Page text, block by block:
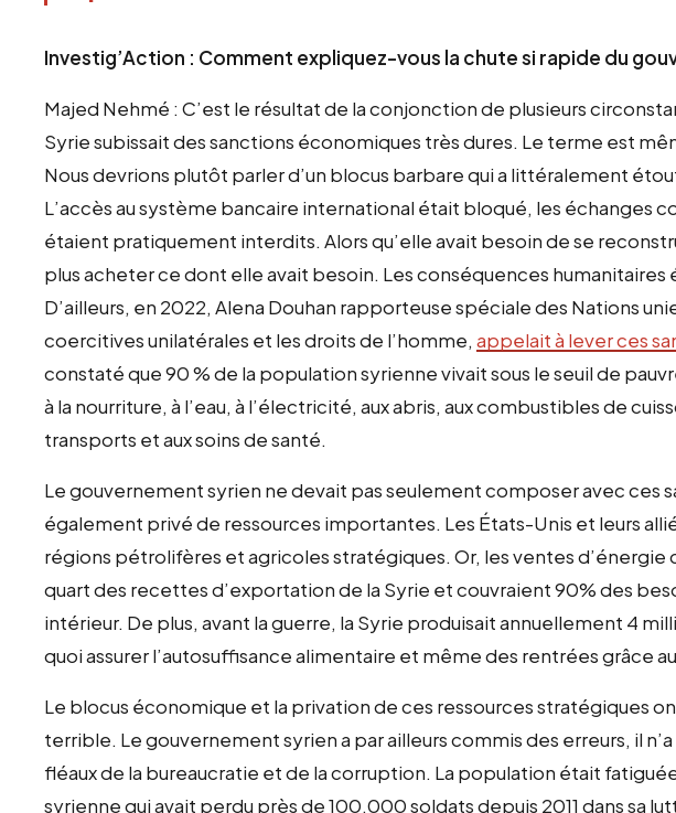
Investig’Action : Comment expliquez-vous la chute si rapide du
Majed Nehmé : C’est le résultat de la conjonction de plusieurs
Syrie subissait des sanctions économiques très dures. Le terme est
Nous devrions plutôt parler d’un blocus barbare qui a littéralement
L’accès au système bancaire international était bloqué, les échanges
étaient pratiquement interdits. Alors qu’elle avait besoin de se
plus acheter ce dont elle avait besoin. Les conséquences humanitaires
D’ailleurs, en 2022, Alena Douhan rapporteuse spéciale des Nations
coercitives unilatérales et les droits de l’homme,appelait à lever ces
constaté que 90 % de la population syrienne vivait sous le seuil de
à la nourriture, à l’eau, à l’électricité, aux abris, aux combustibles de
transports et aux soins de santé.
Le gouvernement syrien ne devait pas seulement composer avec ces
également privé de ressources importantes. Les États-Unis et leurs
régions pétrolifères et agricoles stratégiques. Or, les ventes d’énergie
quart des recettes d’exportation de la Syrie et couvraient 90% des
intérieur. De plus, avant la guerre, la Syrie produisait annuellement 4
quoi assurer l’autosuffisance alimentaire et même des rentrées grâce
Le blocus économique et la privation de ces ressources stratégiques
terrible. Le gouvernement syrien a par ailleurs commis des erreurs, il n’a
fléaux de la bureaucratie et de la corruption. La population était
syrienne qui avait perdu près de 100.000 soldats depuis 2011 dans sa